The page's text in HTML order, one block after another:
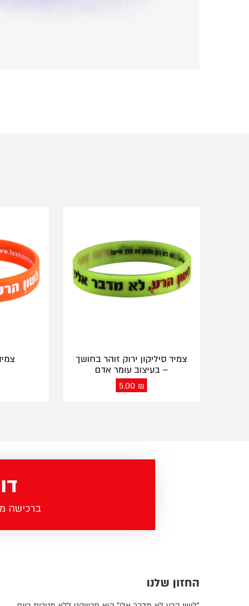
צמיד סיליקון ירוק זוהר בחושך
– בעיצוב עומר אדם
5.00 ₪
ברכישה מעל 100 ש"ח - משלוח חינם לנקודות
החזון שלנו